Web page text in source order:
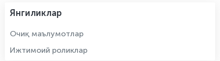
Янгиликлар
Очиқ маълумотлар
Ижтимоий роликлар